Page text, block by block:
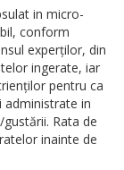
in micro-
conform
experților, din
ingerate, iar
pentru ca
administrate in
Rata de
inainte de